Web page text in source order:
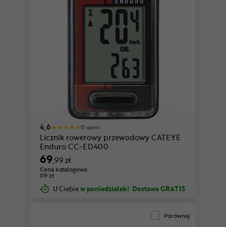
4,6 17 opinii
Licznik rowerowy przewodowy CATEYE
Enduro CC-ED400
69,99 zł
Cena katalogowa:
119 zł
U Ciebiew poniedziałek! Dostawa GRATIS
Porównaj